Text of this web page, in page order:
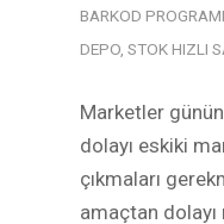
BARKOD PROGRAMI
DEPO, STOK HIZLI
Marketler
dolayı eskiki
çıkmaları
amaçtan